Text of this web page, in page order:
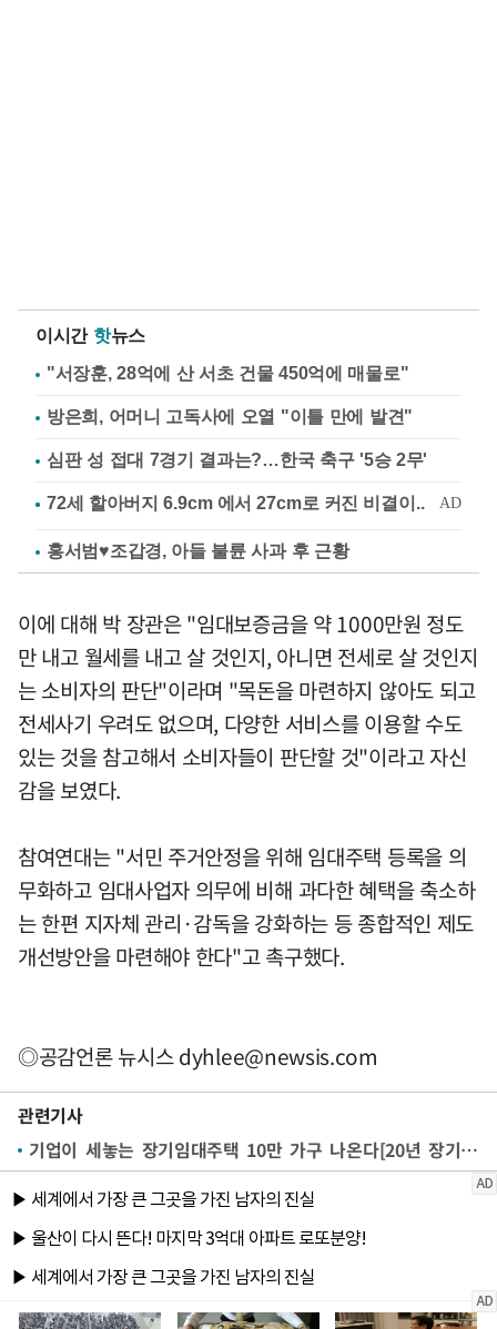
이시간 핫뉴스
"서장훈, 28억에 산 서초 건물 450억에 매물로"
방은희, 어머니 고독사에 오열 "이틀 만에 발견"
심판 성 접대 7경기 결과는?…한국 축구 '5승 2무'
홍서범♥조갑경, 아들 불륜 사과 후 근황
이에 대해 박 장관은 "임대보증금을 약 1000만원 정도
만 내고 월세를 내고 살 것인지, 아니면 전세로 살 것인지
는 소비자의 판단"이라며 "목돈을 마련하지 않아도 되고
전세사기 우려도 없으며, 다양한 서비스를 이용할 수도
있는 것을 참고해서 소비자들이 판단할 것"이라고 자신
감을 보였다.
참여연대는 "서민 주거안정을 위해 임대주택 등록을 의
무화하고 임대사업자 의무에 비해 과다한 혜택을 축소하
는 한편 지자체 관리·감독을 강화하는 등 종합적인 제도
개선방안을 마련해야 한다"고 촉구했다.
◎공감언론 뉴시스dyhlee@newsis.com
관련기사
기업이 세놓는 장기임대주택 10만 가구 나온다[20년 장기임대주택 도입]①